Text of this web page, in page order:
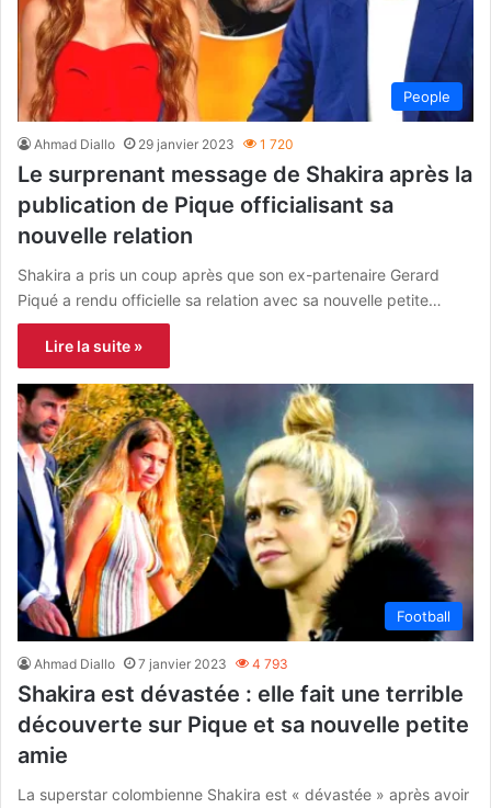
People
Ahmad Diallo 29 janvier 2023 1 720
Le surprenant message de Shakira après la
publication de Pique officialisant sa
nouvelle relation
Shakira a pris un coup après que son ex-partenaire Gerard
Piqué a rendu officielle sa relation avec sa nouvelle petite…
Lire la suite »
Football
Ahmad Diallo 7 janvier 2023 4 793
Shakira est dévastée : elle fait une terrible
découverte sur Pique et sa nouvelle petite
amie
La superstar colombienne Shakira est « dévastée » après avoir